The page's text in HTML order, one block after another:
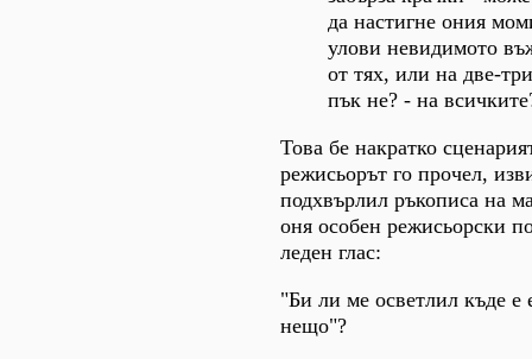
да настигне ония
улови невидимото
от тях, или на две-
пък не? - на
Това бе накратко
режисьорът го прочел,
подхвърлил ръкописа на
оня особен режисьорски
леден глас:
"Би ли ме осветлил къде е
нещо"?